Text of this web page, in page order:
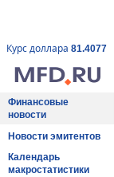
Курс доллара 81.4077
Финансовые
новости
Новости эмитентов
Календарь
макростатистики